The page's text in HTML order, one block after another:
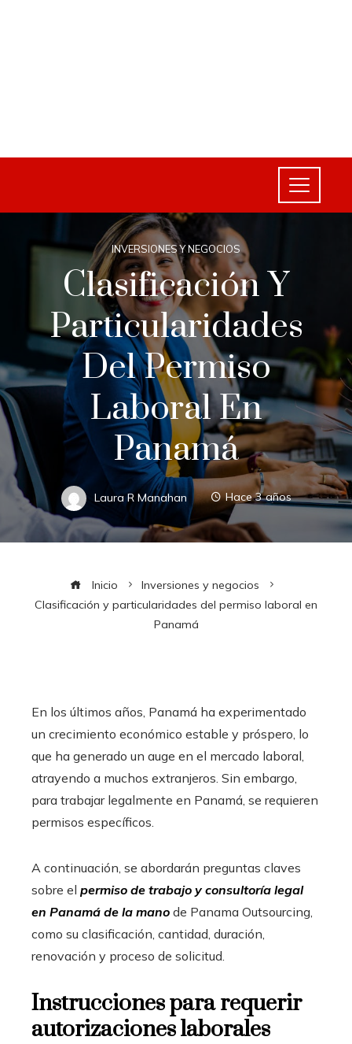
INVERSIONES Y NEGOCIOS
Clasificación Y
Particularidades
Del Permiso
Laboral En
Panamá
Laura R Manahan Hace 3 años
Inicio
Inversiones y negocios
Clasificación y particularidades del permiso laboral en
Panamá
En los últimos años, Panamá ha experimentado
un crecimiento económico estable y próspero, lo
que ha generado un auge en el mercado laboral,
atrayendo a muchos extranjeros. Sin embargo,
para trabajar legalmente en Panamá, se requieren
permisos específicos.
A continuación, se abordarán preguntas claves
sobre el permiso de trabajo y consultoría legal
en Panamá de la mano de Panama Outsourcing,
como su clasificación, cantidad, duración,
renovación y proceso de solicitud.
Instrucciones para requerir
autorizaciones laborales